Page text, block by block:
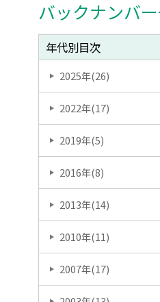
バックナンバ
年代別目次
2025年(26)
2022年(17)
2019年(5)
2016年(8)
2013年(14)
2010年(11)
2007年(17)